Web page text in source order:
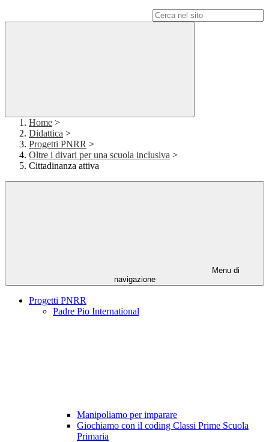
Home >
Didattica >
Progetti PNRR >
Oltre i divari per una scuola inclusiva >
Cittadinanza attiva
Menu di
navigazione
Progetti PNRR
Padre Pio International
Manipoliamo per imparare
Giochiamo con il coding Classi Prime Scuola
Primaria